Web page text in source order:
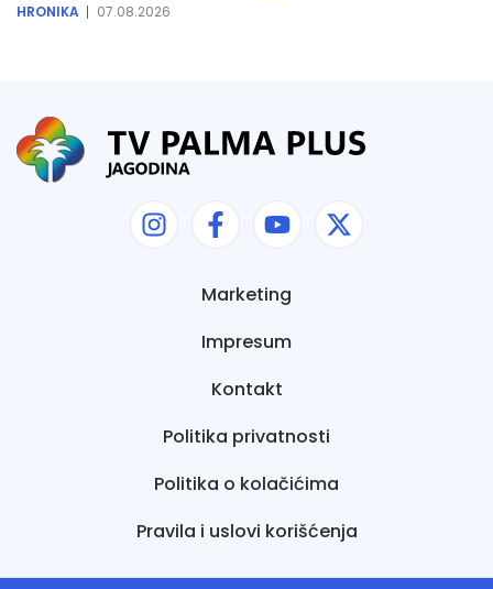
HRONIKA 07.08.2026
Marketing
Impresum
Kontakt
Politika privatnosti
Politika o kolačićima
Pravila i uslovi korišćenja